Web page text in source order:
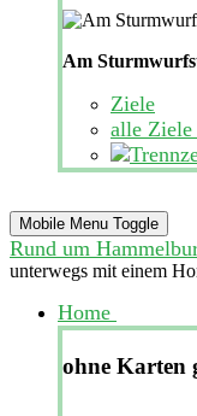
Am
Ziele
alle Ziele
Mobile Menu Toggle
Rund um
unterwegs mit einem
Home
ohne Karten